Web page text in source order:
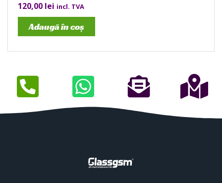
120,00 lei incl. TVA
Adaugă în coș